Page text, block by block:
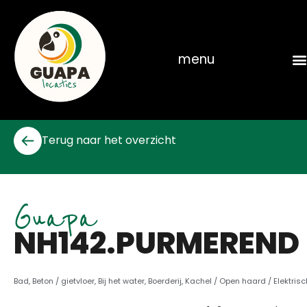
content
menu
Terug naar het overzicht
Guapa
NH142.PURMEREND
Bad, Beton / gietvloer, Bij het water, Boerderij, Kachel / Open haard /